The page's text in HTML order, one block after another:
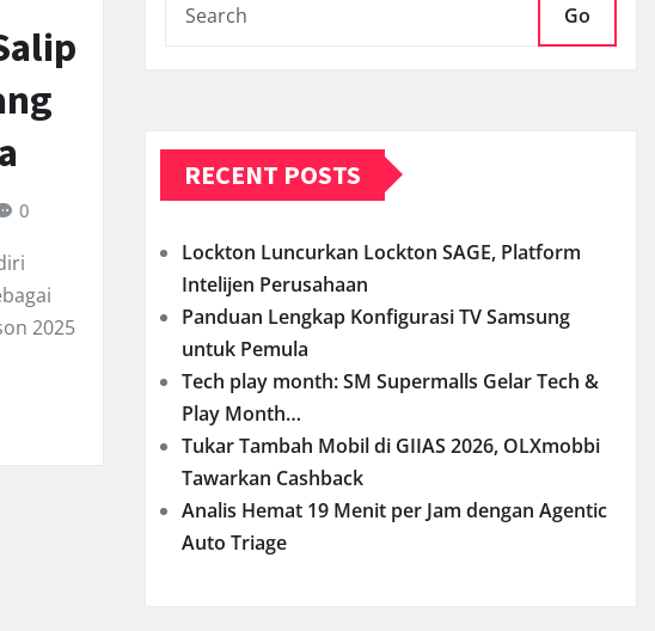
0
2025
Go
RECENT POSTS
Lockton Luncurkan Lockton SAGE, Platform
Intelijen Perusahaan
Panduan Lengkap Konfigurasi TV Samsung
untuk Pemula
Tech play month: SM Supermalls Gelar Tech &
Play Month…
Tukar Tambah Mobil di GIIAS 2026, OLXmobbi
Tawarkan Cashback
Analis Hemat 19 Menit per Jam dengan Agentic
Auto Triage